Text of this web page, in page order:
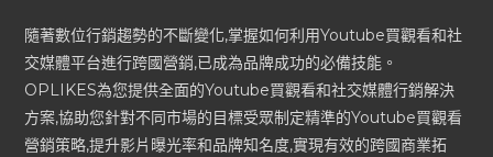
隨著數位行銷趨勢的不斷變化,掌握如何利用Youtube買觀看和社
交媒體平台進行跨國營銷,已成為品牌成功的必備技能。
OPLIKES為您提供全面的Youtube買觀看和社交媒體行銷解決
方案,協助您針對不同市場的目標受眾制定精準的Youtube買觀看
營銷策略,提升影片曝光率和品牌知名度,實現有效的跨國商業拓